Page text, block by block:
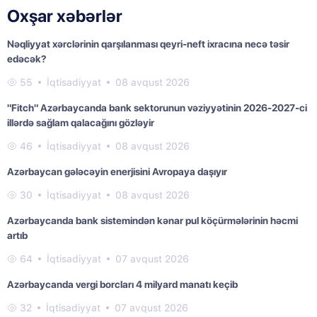
Oxşar xəbərlər
Nəqliyyat xərclərinin qarşılanması qeyri-neft ixracına necə təsir
edəcək?
55 İqtisadiyyat 08 avqust 2026
"Fitch" Azərbaycanda bank sektorunun vəziyyətinin 2026-2027-ci
illərdə sağlam qalacağını gözləyir
46 İqtisadiyyat 08 avqust 2026
Azərbaycan gələcəyin enerjisini Avropaya daşıyır
30 İqtisadiyyat 08 avqust 2026
Azərbaycanda bank sistemindən kənar pul köçürmələrinin həcmi
artıb
64 İqtisadiyyat 07 avqust 2026
Azərbaycanda vergi borcları 4 milyard manatı keçib
32 İqtisadiyyat 07 avqust 2026